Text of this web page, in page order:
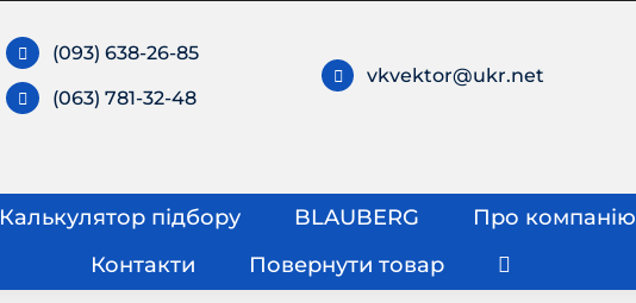
(093) 638-26-85
(063) 781-32-48
vkvektor@ukr.net
Калькулятор підбору BLAUBERG Про компанію
Контакти
Повернути товар